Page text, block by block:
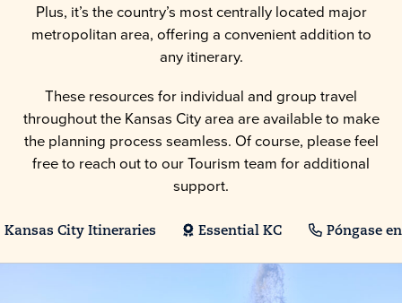
Plus, it’s the country’s most centrally located major
metropolitan area, offering a convenient addition to
any itinerary.
These resources for individual and group travel
throughout the Kansas City area are available to make
the planning process seamless. Of course, please feel
free to reach out to our Tourism team for additional
support.
Kansas City Itineraries Essential KC Póngase